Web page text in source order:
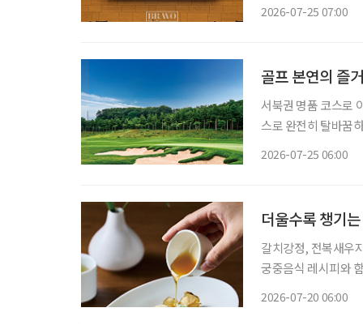
2026-07-25 07:00
골프 본연의 즐
서북권 명품 코스로
스로 완전히 탈바꿈하고 골
2026-07-25 06:00
더울수록 챙기
갈치강정, 전복새우지짐 2026년 3월부터 45년 만에 새 단장을 마치고 재개관
궁중음식 레시피와 함께 합니다. 기온이 오를수록 시니어
2026-07-20 06:00